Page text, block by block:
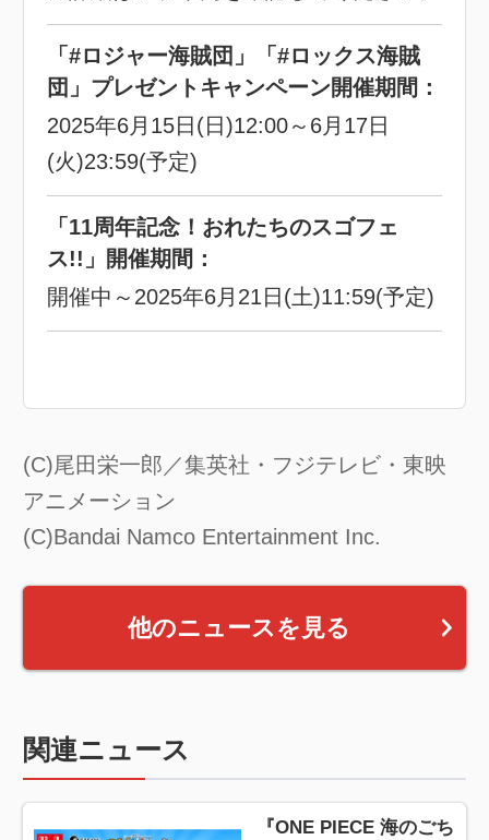
「#ロジャー海賊団」「#ロックス海賊
団」プレゼントキャンペーン開催期間：
2025年6月15日(日)12:00～6月17日
(火)23:59(予定)
「11周年記念！おれたちのスゴフェ
ス!!」開催期間：
開催中～2025年6月21日(土)11:59(予定)
(C)尾田栄一郎／集英社・フジテレビ・東映
アニメーション
(C)Bandai Namco Entertainment Inc.
他のニュースを見る
関連ニュース
『ONE PIECE 海のごち